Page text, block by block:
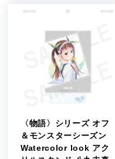
〈物語〉シリーズ オフ
＆モンスターシーズン
Watercolor look アク